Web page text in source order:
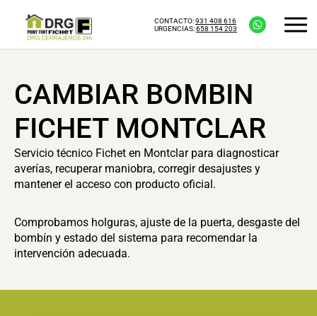
CONTACTO:931 408 616
URGENCIAS:658 154 203
CAMBIAR BOMBIN
FICHET MONTCLAR
Servicio técnico Fichet en Montclar para diagnosticar
averías, recuperar maniobra, corregir desajustes y
mantener el acceso con producto oficial.
Comprobamos holguras, ajuste de la puerta, desgaste del
bombín y estado del sistema para recomendar la
intervención adecuada.